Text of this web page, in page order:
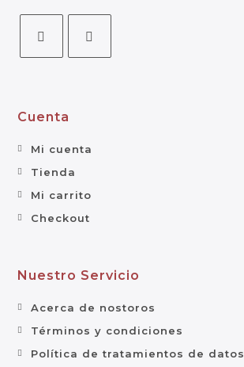
Cuenta
Mi cuenta
Tienda
Mi carrito
Checkout
Nuestro Servicio
Acerca de nostoros
Términos y condiciones
Política de tratamientos de datos